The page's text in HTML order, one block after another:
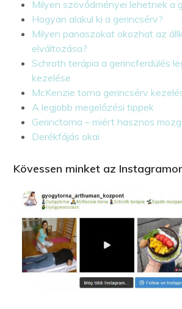
Milyen szövődményei lehetnek a
Hogyan alakul ki a gerincsérv?
Milyen panaszokat okozhat az
elváltozása?
Schroth terápia a gerincferdülés
kezelése
McKenzie torna gerincsérv
A legjobb megelőzési tippek
Gerinctorna – miért hasznos
Derékfájás okai
Kövessen minket az